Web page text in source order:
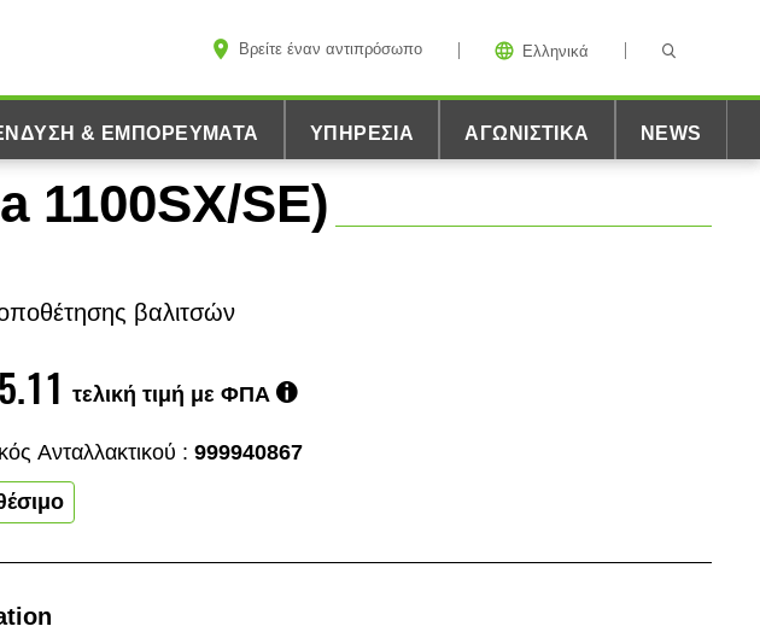
Βρείτε έναν αντιπρόσωπο Ελληνικά
& ΕΜΠΟΡΕΎΜΑΤΑ ΥΠΗΡΕΣΊΑ ΑΓΩΝΙΣΤΙΚΆ NEWS
1100SX/SE)
βαλιτσών
τελική τιμή με ΦΠΑ
Aνταλλακτικού : 999940867